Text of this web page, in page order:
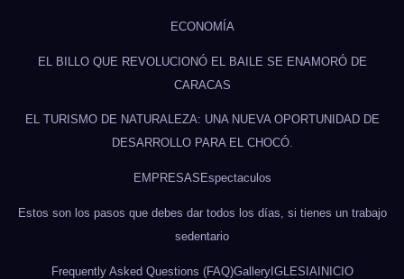
ECONOMÍA
EL BILLO QUE REVOLUCIONÓ EL BAILE SE ENAMORÓ DE
CARACAS
EL TURISMO DE NATURALEZA: UNA NUEVA OPORTUNIDAD DE
DESARROLLO PARA EL CHOCÓ.
EMPRESAS Espectaculos
Estos son los pasos que debes dar todos los días, si tienes un trabajo
sedentario
Frequently Asked Questions (FAQ)GalleryIGLESIAINICIO